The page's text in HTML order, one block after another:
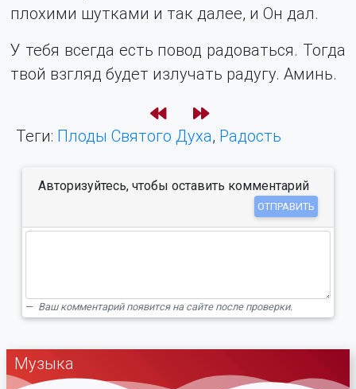
плохими шутками и так далее, и Он дал.
У тебя всегда есть повод радоваться. Тогда
твой взгляд будет излучать радугу. Аминь.
Теги: Плоды Святого Духа, Радость
Авторизуйтесь, чтобы оставить комментарий
ОТПРАВИТЬ
Ваш комментарий появится на сайте после проверки.
Музыка